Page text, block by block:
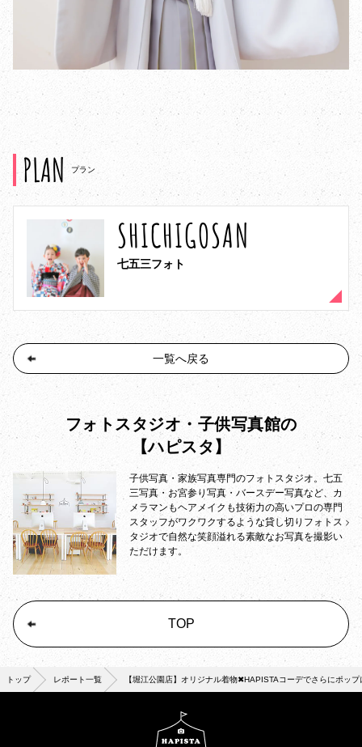
PLAN プラン
SHICHIGOSAN
七五三フォト
一覧へ戻る
フォトスタジオ・子供写真館の
【ハピスタ】
子供写真・家族写真専門のフォトスタジオ。七五
三写真・お宮参り写真・バースデー写真など、カ
メラマンもヘアメイクも技術力の高いプロの専門
スタッフがワクワクするような貸し切りフォトス
タジオで自然な笑顔溢れる素敵なお写真を撮影い
ただけます。
TOP
トップ レポート一覧 【堀江公園店】オリジナル着物✖︎HAPISTAコーデでさらにポップ